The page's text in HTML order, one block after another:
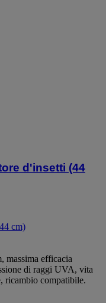
d'insetti (44
cm)
massima efficacia
di raggi UVA, vita
ricambio compatibile.